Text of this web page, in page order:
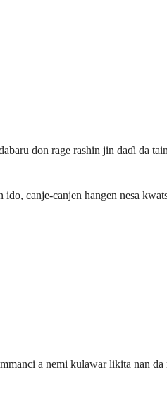
don rage rashin jin daɗi da
canje-canjen hangen nesa
a nemi kulawar likita nan